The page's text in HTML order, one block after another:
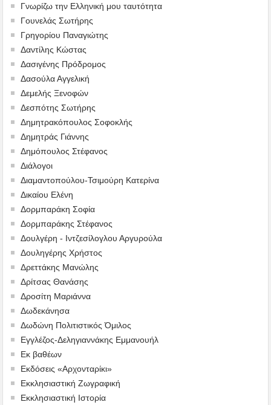
Γνωρίζω την Ελληνική μου ταυτότητα
Γουνελάς Σωτήρης
Γρηγορίου Παναγιώτης
Δαντίλης Κώστας
Δασιγένης Πρόδρομος
Δασούλα Αγγελική
Δεμελής Ξενοφών
Δεσπότης Σωτήρης
Δημητρακόπουλος Σοφοκλής
Δημητράς Γιάννης
Δημόπουλος Στέφανος
Διάλογοι
Διαμαντοπούλου-Τσιμούρη Κατερίνα
Δικαίου Ελένη
Δορμπαράκη Σοφία
Δορμπαράκης Στέφανος
Δουλγέρη - Ιντζεσίλογλου Αργυρούλα
Δουληγέρης Χρήστος
Δρεττάκης Μανώλης
Δρίτσας Θανάσης
Δροσίτη Μαριάννα
Δωδεκάνησα
Δωδώνη Πολιτιστικός Όμιλος
Εγγλέζος-Δεληγιαννάκης Εμμανουήλ
Εκ βαθέων
Εκδόσεις «Αρχονταρίκι»
Εκκλησιαστική Ζωγραφική
Εκκλησιαστική Ιστορία